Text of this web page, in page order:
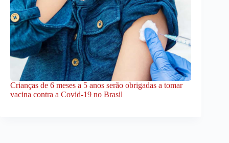
Crianças de 6 meses a 5 anos serão obrigadas a tomar
vacina contra a Covid-19 no Brasil